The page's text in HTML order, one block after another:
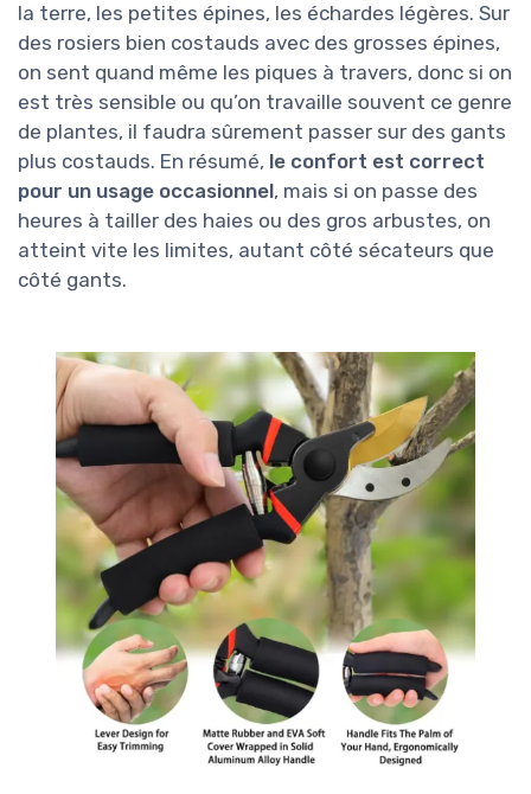
la terre, les petites épines, les échardes légères. Sur
des rosiers bien costauds avec des grosses épines,
on sent quand même les piques à travers, donc si on
est très sensible ou qu’on travaille souvent ce genre
de plantes, il faudra sûrement passer sur des gants
plus costauds. En résumé, le confort est correct
pour un usage occasionnel, mais si on passe des
heures à tailler des haies ou des gros arbustes, on
atteint vite les limites, autant côté sécateurs que
côté gants.